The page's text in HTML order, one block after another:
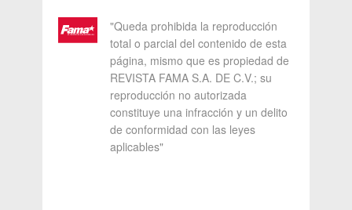
"Queda prohibida la reproducción
total o parcial del contenido de esta
página, mismo que es propiedad de
REVISTA FAMA S.A. DE C.V.; su
reproducción no autorizada
constituye una infracción y un delito
de conformidad con las leyes
aplicables"